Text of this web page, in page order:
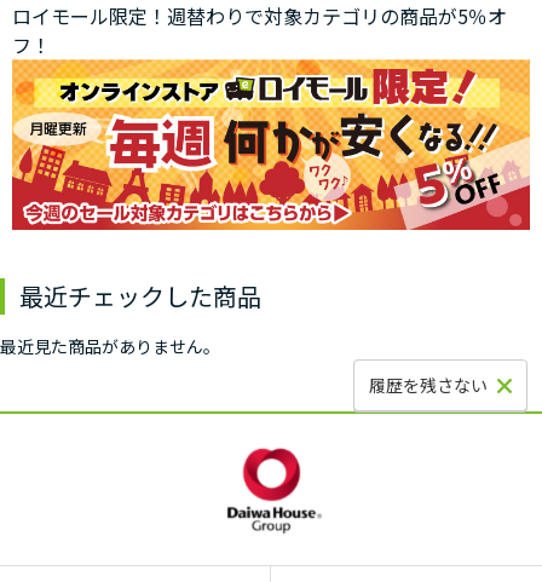
ロイモール限定！週替わりで対象カテゴリの商品が5％オ
フ！
最近チェックした商品
最近見た商品がありません。
履歴を残さない